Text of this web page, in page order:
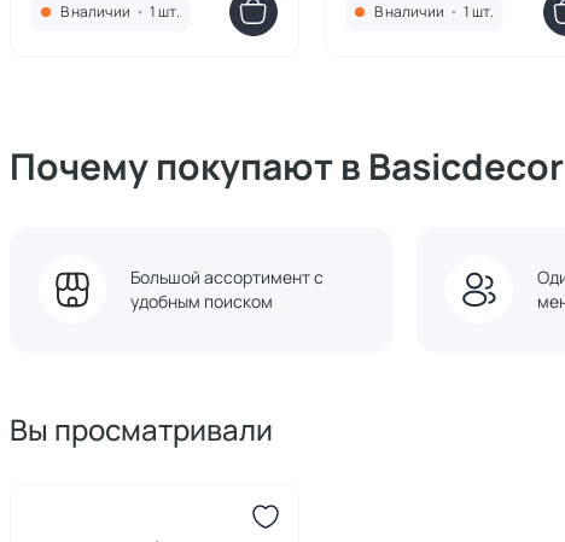
В наличии • 1 шт. В наличии • 1 шт.
Почему покупают в Basicdecor
Большой ассортимент с
удобным поиском
Вы просматривали